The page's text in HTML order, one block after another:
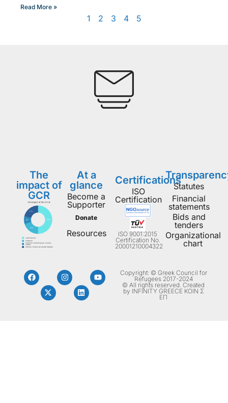
Read More »
1 2 3 4 5
The
impact of
GCR
At a
glance
Become a
Supporter
Donate
Resources
Certifications
ISO
Certification
ISO 9001:2015
Certification No.
20001210004322
Statutes
Financial
statements
Bids and
tenders
Organizational
chart
Copyright: © Greek Council for
Refugees 2017-2024
© All rights reserved. Created
by INFINITY GREECE ΚΟΙΝ Σ
ΕΠ